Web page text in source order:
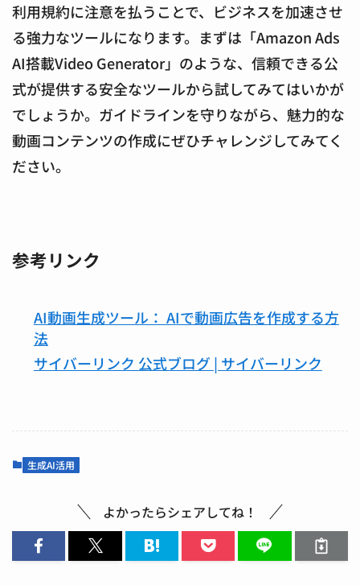
利用規約に注意を払うことで、ビジネスを加速させ
る強力なツールになります。まずは「Amazon Ads
AI搭載Video Generator」のような、信頼できる公
式が提供する安全なツールから試してみてはいかが
でしょうか。ガイドラインを守りながら、魅力的な
動画コンテンツの作成にぜひチャレンジしてみてく
ださい。
参考リンク
AI動画生成ツール： AIで動画広告を作成する方
法
サイバーリンク 公式ブログ | サイバーリンク
生成AI活用
よかったらシェアしてね！